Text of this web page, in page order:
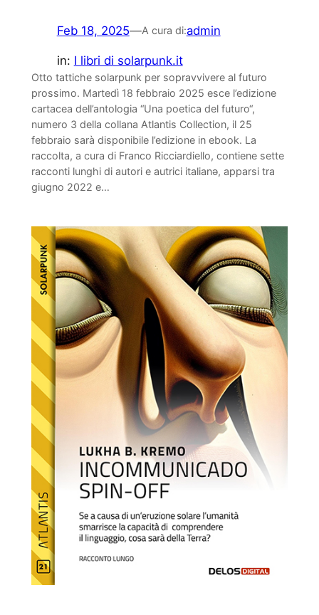
Feb 18, 2025—A cura di:admin
in: I libri di solarpunk.it
Otto tattiche solarpunk per sopravvivere al futuro
prossimo. Martedì 18 febbraio 2025 esce l’edizione
cartacea dell’antologia “Una poetica del futuro“,
numero 3 della collana Atlantis Collection, il 25
febbraio sarà disponibile l’edizione in ebook. La
raccolta, a cura di Franco Ricciardiello, contiene sette
racconti lunghi di autori e autrici italianǝ, apparsi tra
giugno 2022 e…